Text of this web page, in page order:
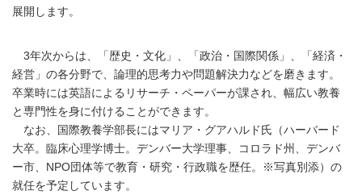
展開します。
3年次からは、「歴史・文化」、「政治・国際関係」、「経済・
経営」の各分野で、論理的思考力や問題解決力などを磨きます。
卒業時には英語によるリサーチ・ペーパーが課され、幅広い教養
と専門性を身に付けることができます。
なお、国際教養学部長にはマリア・グアハルド氏（ハーバード
大卒。臨床心理学博士。デンバー大学理事、コロラド州、デンバ
ー市、NPO団体等で教育・研究・行政職を歴任。※写真別添）の
就任を予定しています。